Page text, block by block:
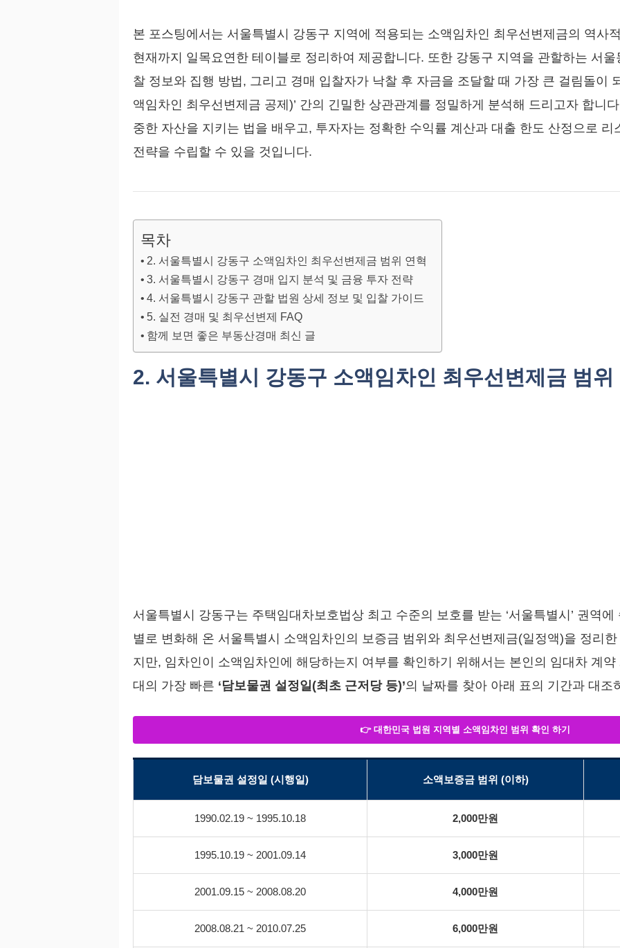
본 포스팅에서는 서울특별시 강동구 지역에 적용되는 소액임차인 최우선변제금의 역사
현재까지 일목요연한 테이블로 정리하여 제공합니다. 또한 강동구 지역을 관할하는 서
찰 정보와 집행 방법, 그리고 경매 입찰자가 낙찰 후 자금을 조달할 때 가장 큰 걸림돌이
액임차인 최우선변제금 공제)’ 간의 긴밀한 상관관계를 정밀하게 분석해 드리고자 합니
중한 자산을 지키는 법을 배우고, 투자자는 정확한 수익률 계산과 대출 한도 산정으로
전략을 수립할 수 있을 것입니다.
목차
2. 서울특별시 강동구 소액임차인 최우선변제금 범위 연혁
3. 서울특별시 강동구 경매 입지 분석 및 금융 투자 전략
4. 서울특별시 강동구 관할 법원 상세 정보 및 입찰 가이드
5. 실전 경매 및 최우선변제 FAQ
함께 보면 좋은 부동산경매 최신 글
2. 서울특별시 강동구 소액임차인 최우선변제금 범위
서울특별시 강동구는 주택임대차보호법상 최고 수준의 보호를 받는 ‘서울특별시’ 권역
별로 변화해 온 서울특별시 소액임차인의 보증금 범위와 최우선변제금(일정액)을 정리
지만, 임차인이 소액임차인에 해당하는지 여부를 확인하기 위해서는 본인의 임대차 계
대의 가장 빠른 ‘담보물권 설정일(최초 근저당 등)’의 날짜를 찾아 아래 표의 기간과 대조
👉 대한민국 법원 지역별 소액임차인 범위 확인 하기
담보물권 설정일 (시행일) 소액보증금 범위 (이하)
1990.02.19 ~ 1995.10.18 2,000만원
1995.10.19 ~ 2001.09.14 3,000만원
2001.09.15 ~ 2008.08.20 4,000만원
2008.08.21 ~ 2010.07.25 6,000만원